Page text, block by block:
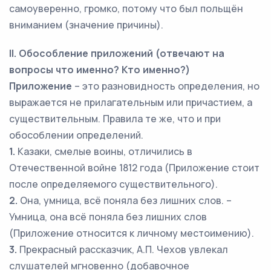
самоуверенно, громко, потому что был польщён
вниманием (значение причины).
II. Обособление приложений (отвечают на
вопросы что именно? Кто именно?)
Приложение – это разновидность определения, но
выражается не прилагательным или причастием, а
существительным. Правила те же, что и при
обособлении определений.
1. Казаки, смелые воины, отличились в
Отечественной войне 1812 года (Приложение стоит
после определяемого существительного).
2. Она, умница, всё поняла без лишних слов. –
Умница, она всё поняла без лишних слов
(Приложение относится к личному местоимению).
3. Прекрасный рассказчик, А.П. Чехов увлекал
слушателей мгновенно (добавочное